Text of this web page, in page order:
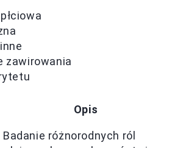
zawirowania
Opis
Badanie różnorodnych ról